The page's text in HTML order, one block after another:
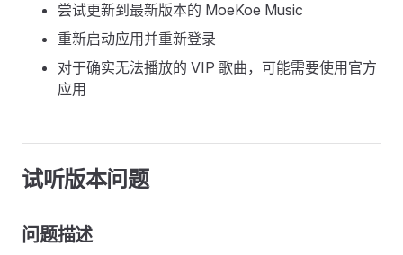
尝试更新到最新版本的 MoeKoe Music
重新启动应用并重新登录
对于确实无法播放的 VIP 歌曲，可能需要使用官方
应用
试听版本问题
问题描述